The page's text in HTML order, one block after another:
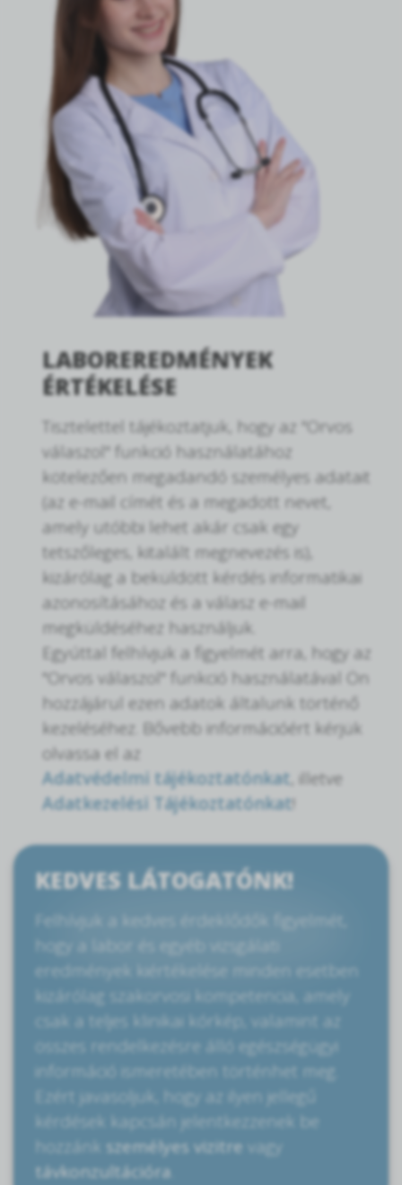
LABOREREDMÉNYEK
ÉRTÉKELÉSE
Tisztelettel tájékoztatjuk, hogy az "Orvos
válaszol" funkció használatához
kötelezően megadandó személyes adatait
(az e-mail címét és a megadott nevet,
amely utóbbi lehet akár csak egy
tetszőleges, kitalált megnevezés is),
kizárólag a beküldött kérdés informatikai
azonosításához és a válasz e-mail
megküldéséhez használjuk.
Egyúttal felhívjuk a figyelmét arra, hogy az
"Orvos válaszol" funkció használatával Ön
hozzájárul ezen adatok általunk történő
kezeléséhez. Bővebb információért kérjük
olvassa el az
Adatvédelmi tájékoztatónkat , illetve
Adatkezelési Tájékoztatónkat!
KEDVES LÁTOGATÓNK!
Felhívjuk a kedves érdeklődők figyelmét,
hogy a labor és egyéb vizsgálati
eredmények kiértékelése minden esetben
kizárólag szakorvosi kompetencia, amely
csak a teljes klinikai kórkép, valamint az
összes rendelkezésre álló egészségügyi
információ ismeretében történhet meg.
Ezért javasoljuk, hogy az ilyen jellegű
kérdések kapcsán jelentkezzenek be
hozzánk személyes vizitre vagy
távkonzultációra